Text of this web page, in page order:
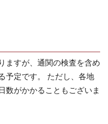
ますが、通関の検査を含め
予定です。 ただし、各地
数がかかることもございま